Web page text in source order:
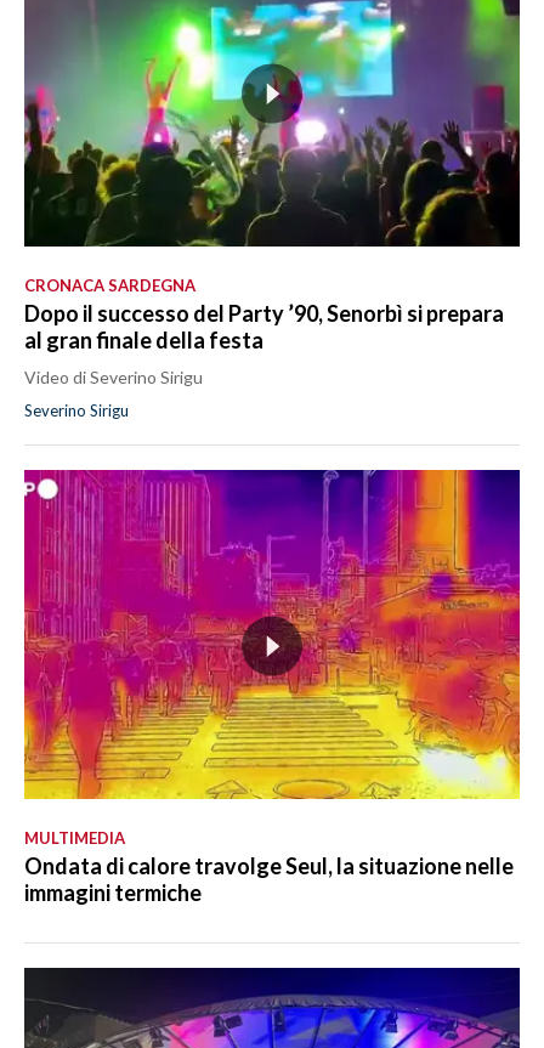
CRONACA SARDEGNA
Dopo il successo del Party ’90, Senorbì si prepara
al gran finale della festa
Video di Severino Sirigu
Severino Sirigu
MULTIMEDIA
Ondata di calore travolge Seul, la situazione nelle
immagini termiche